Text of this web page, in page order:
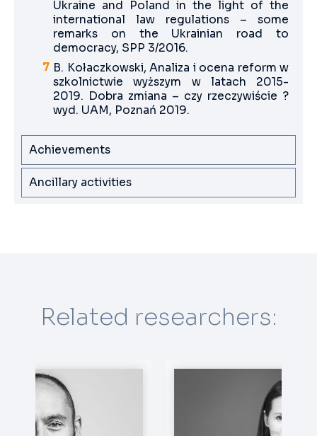
Ukraine and Poland in the light of the
international law regulations – some
remarks on the Ukrainian road to
democracy, SPP 3/2016.
B. Kołaczkowski, Analiza i ocena reform w
szkolnictwie wyższym w latach 2015-
2019. Dobra zmiana – czy rzeczywiście ?
wyd. UAM, Poznań 2019.
Achievements
Ancillary activities
Related researchers: